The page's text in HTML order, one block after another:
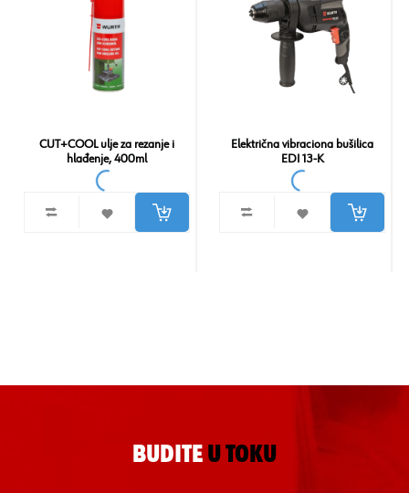
CUT+COOL ulje za rezanje i
hlađenje, 400ml
Električna vibraciona bušilica
EDI 13-K
BUDITE U TOKU